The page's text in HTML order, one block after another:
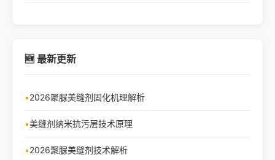
🆕 最新更新
2026聚脲美缝剂固化机理解析
美缝剂纳米抗污层技术原理
2026聚脲美缝剂技术解析